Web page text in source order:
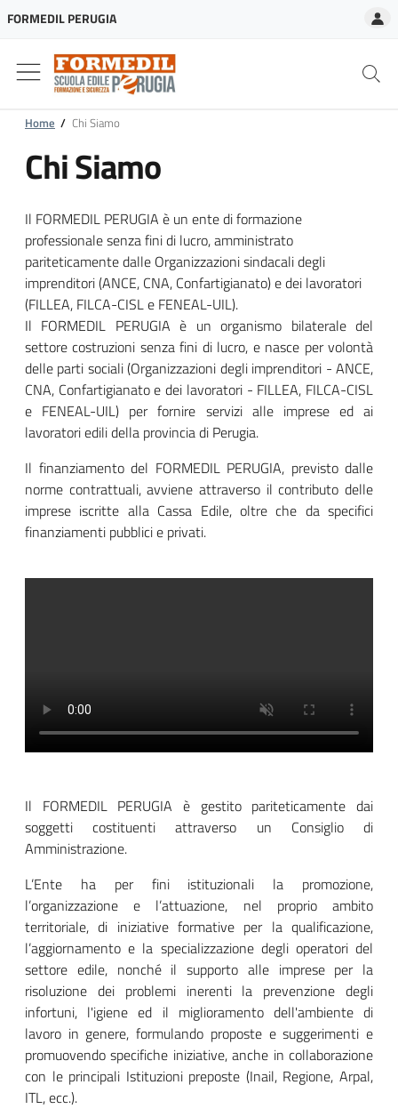
FORMEDIL PERUGIA
Home / Chi Siamo
Chi Siamo
Il FORMEDIL PERUGIA è un ente di formazione
professionale senza fini di lucro, amministrato
pariteticamente dalle Organizzazioni sindacali degli
imprenditori (ANCE, CNA, Confartigianato) e dei lavoratori
(FILLEA, FILCA-CISL e FENEAL-UIL).
Il FORMEDIL PERUGIA è un organismo bilaterale del
settore costruzioni senza fini di lucro, e nasce per volontà
delle parti sociali (Organizzazioni degli imprenditori - ANCE,
CNA, Confartigianato e dei lavoratori - FILLEA, FILCA-CISL
e FENEAL-UIL) per fornire servizi alle imprese ed ai
lavoratori edili della provincia di Perugia.
Il finanziamento del FORMEDIL PERUGIA, previsto dalle
norme contrattuali, avviene attraverso il contributo delle
imprese iscritte alla Cassa Edile, oltre che da specifici
finanziamenti pubblici e privati.
Il FORMEDIL PERUGIA è gestito pariteticamente dai
soggetti costituenti attraverso un Consiglio di
Amministrazione.
L’Ente ha per fini istituzionali la promozione,
l’organizzazione e l’attuazione, nel proprio ambito
territoriale, di iniziative formative per la qualificazione,
l’aggiornamento e la specializzazione degli operatori del
settore edile, nonché il supporto alle imprese per la
risoluzione dei problemi inerenti la prevenzione degli
infortuni, l'igiene ed il miglioramento dell'ambiente di
lavoro in genere, formulando proposte e suggerimenti e
promuovendo specifiche iniziative, anche in collaborazione
con le principali Istituzioni preposte (Inail, Regione, Arpal,
ITL, ecc.).